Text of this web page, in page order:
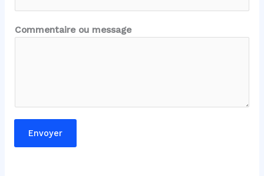
s
s
a
m
a
Commentaire ou message
Envoyer